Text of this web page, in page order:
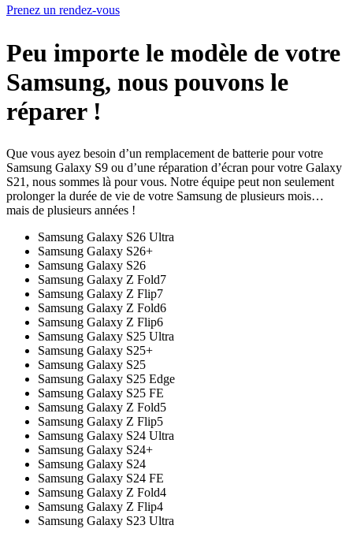
Prenez un rendez-vous
Peu importe le modèle de votre
Samsung, nous pouvons le
réparer !
Que vous ayez besoin d’un remplacement de batterie pour votre
Samsung Galaxy S9 ou d’une réparation d’écran pour votre Galaxy
S21, nous sommes là pour vous. Notre équipe peut non seulement
prolonger la durée de vie de votre Samsung de plusieurs mois…
mais de plusieurs années !
Samsung Galaxy S26 Ultra
Samsung Galaxy S26+
Samsung Galaxy S26
Samsung Galaxy Z Fold7
Samsung Galaxy Z Flip7
Samsung Galaxy Z Fold6
Samsung Galaxy Z Flip6
Samsung Galaxy S25 Ultra
Samsung Galaxy S25+
Samsung Galaxy S25
Samsung Galaxy S25 Edge
Samsung Galaxy S25 FE
Samsung Galaxy Z Fold5
Samsung Galaxy Z Flip5
Samsung Galaxy S24 Ultra
Samsung Galaxy S24+
Samsung Galaxy S24
Samsung Galaxy S24 FE
Samsung Galaxy Z Fold4
Samsung Galaxy Z Flip4
Samsung Galaxy S23 Ultra